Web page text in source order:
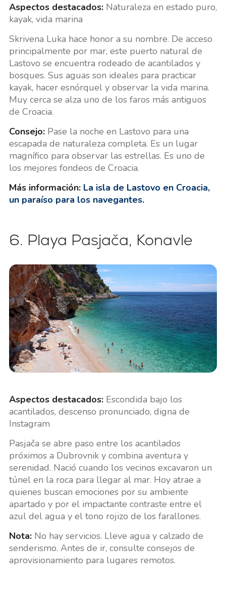
Aspectos destacados:Naturaleza en estado puro,
kayak, vida marina
Skrivena Luka hace honor a su nombre. De acceso
principalmente por mar, este puerto natural de
Lastovo se encuentra rodeado de acantilados y
bosques. Sus aguas son ideales para practicar
kayak, hacer esnórquel y observar la vida marina.
Muy cerca se alza uno de los faros más antiguos
de Croacia.
Consejo:Pase la noche en Lastovo para una
escapada de naturaleza completa. Es un lugar
magnífico para observar las estrellas. Es uno de
los mejores fondeos de Croacia.
Más información: La isla de Lastovo en Croacia,
un paraíso para los navegantes.
6. Playa Pasjača, Konavle
Aspectos destacados:Escondida bajo los
acantilados, descenso pronunciado, digna de
Instagram
Pasjača se abre paso entre los acantilados
próximos a Dubrovnik y combina aventura y
serenidad. Nació cuando los vecinos excavaron un
túnel en la roca para llegar al mar. Hoy atrae a
quienes buscan emociones por su ambiente
apartado y por el impactante contraste entre el
azul del agua y el tono rojizo de los farallones.
Nota:No hay servicios. Lleve agua y calzado de
senderismo. Antes de ir, consulte consejos de
aprovisionamiento para lugares remotos.